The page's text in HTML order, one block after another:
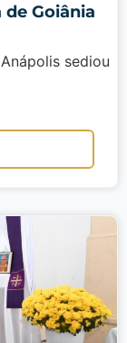
Goiânia
sediou